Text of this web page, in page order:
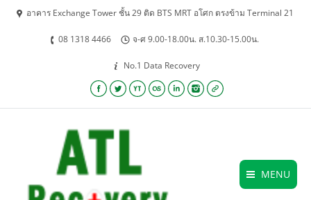
อาคาร Exchange Tower ชั้น 29 ติด BTS MRT อโศก ตรงข้าม Terminal 21
08 1318 4466 จ-ศ 9.00-18.00น. ส.10.30-15.00น.
No.1 Data Recovery
Facebook
TwitterYouTubeLastfmLinkedinInstagram
Website
MENU